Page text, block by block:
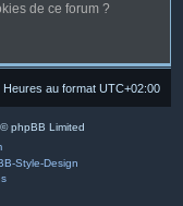
de ce forum ?
Heures au format UTC+02:00
phpBB Limited
Style-Design